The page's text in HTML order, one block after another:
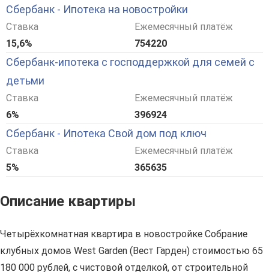
Сбербанк - Ипотека на новостройки
Ставка
15,6%
Ежемесячный платёж
754220
Сбербанк-ипотека с господдержкой для семей с
детьми
Ставка
6%
Ежемесячный платёж
396924
Сбербанк - Ипотека Свой дом под ключ
Ставка
5%
Ежемесячный платёж
365635
Описание квартиры
Четырёхкомнатная квартира в новостройке Собрание
клубных домов West Garden (Вест Гарден) стоимостью 65
180 000 рублей, с чистовой отделкой, от строительной